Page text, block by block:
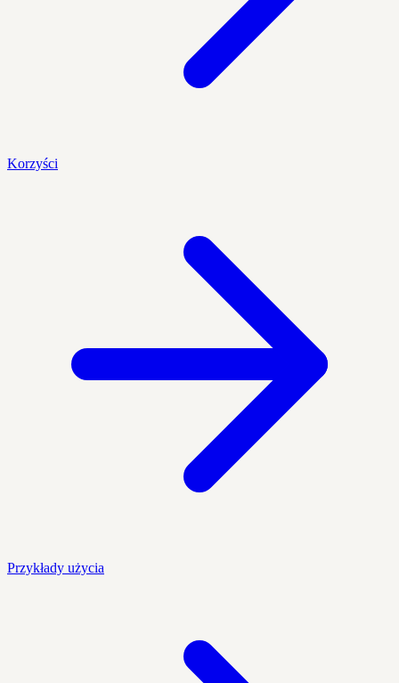
Korzyści
Przykłady użycia